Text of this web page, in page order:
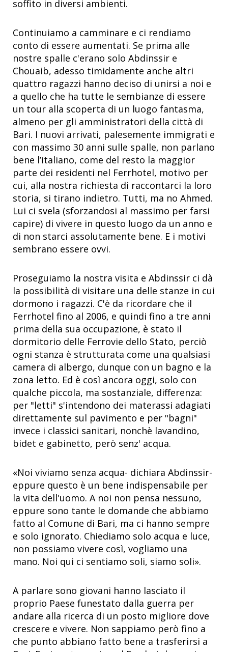
soffito in diversi ambienti.
Continuiamo a camminare e ci rendiamo
conto di essere aumentati. Se prima alle
nostre spalle c'erano solo Abdinssir e
Chouaib, adesso timidamente anche altri
quattro ragazzi hanno deciso di unirsi a noi e
a quello che ha tutte le sembianze di essere
un tour alla scoperta di un luogo fantasma,
almeno per gli amministratori della città di
Bari. I nuovi arrivati, palesemente immigrati e
con massimo 30 anni sulle spalle, non parlano
bene l’italiano, come del resto la maggior
parte dei residenti nel Ferrhotel, motivo per
cui, alla nostra richiesta di raccontarci la loro
storia, si tirano indietro. Tutti, ma no Ahmed.
Lui ci svela (sforzandosi al massimo per farsi
capire) di vivere in questo luogo da un anno e
di non starci assolutamente bene. E i motivi
sembrano essere ovvi.
Proseguiamo la nostra visita e Abdinssir ci dà
la possibilità di visitare una delle stanze in cui
dormono i ragazzi. C'è da ricordare che il
Ferrhotel fino al 2006, e quindi fino a tre anni
prima della sua occupazione, è stato il
dormitorio delle Ferrovie dello Stato, perciò
ogni stanza è strutturata come una qualsiasi
camera di albergo, dunque con un bagno e la
zona letto. Ed è così ancora oggi, solo con
qualche piccola, ma sostanziale, differenza:
per "letti" s'intendono dei materassi adagiati
direttamente sul pavimento e per "bagni"
invece i classici sanitari, nonchè lavandino,
bidet e gabinetto, però senz' acqua.
«Noi viviamo senza acqua- dichiara Abdinssir-
eppure questo è un bene indispensabile per
la vita dell'uomo. A noi non pensa nessuno,
eppure sono tante le domande che abbiamo
fatto al Comune di Bari, ma ci hanno sempre
e solo ignorato. Chiediamo solo acqua e luce,
non possiamo vivere così, vogliamo una
mano. Noi qui ci sentiamo soli, siamo soli».
A parlare sono giovani hanno lasciato il
proprio Paese funestato dalla guerra per
andare alla ricerca di un posto migliore dove
crescere e vivere. Non sappiamo però fino a
che punto abbiano fatto bene a trasferirsi a